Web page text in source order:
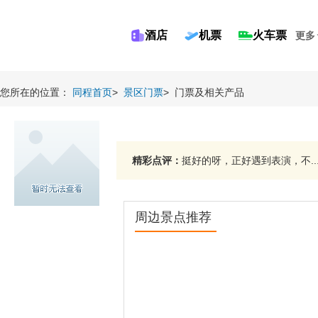
酒店 机票 火车票 更多
您所在的位置： 同程首页> 景区门票> 门票及相关产品
精彩点评： 挺好的呀，正好遇到表演，不
周边景点推荐